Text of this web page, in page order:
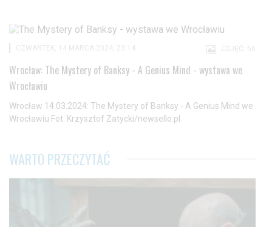
ZDJĘĆ: 56
CZWARTEK, 14 MARCA 2024, 23:14
Wrocław: The Mystery of Banksy - A Genius Mind - wystawa we
Wrocławiu
Wrocław 14.03.2024: The Mystery of Banksy - A Genius Mind we
Wrocławiu Fot: Krzysztof Zatycki/newsello.pl
WARTO PRZECZYTAĆ